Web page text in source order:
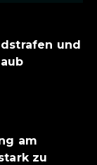
und
am
zu